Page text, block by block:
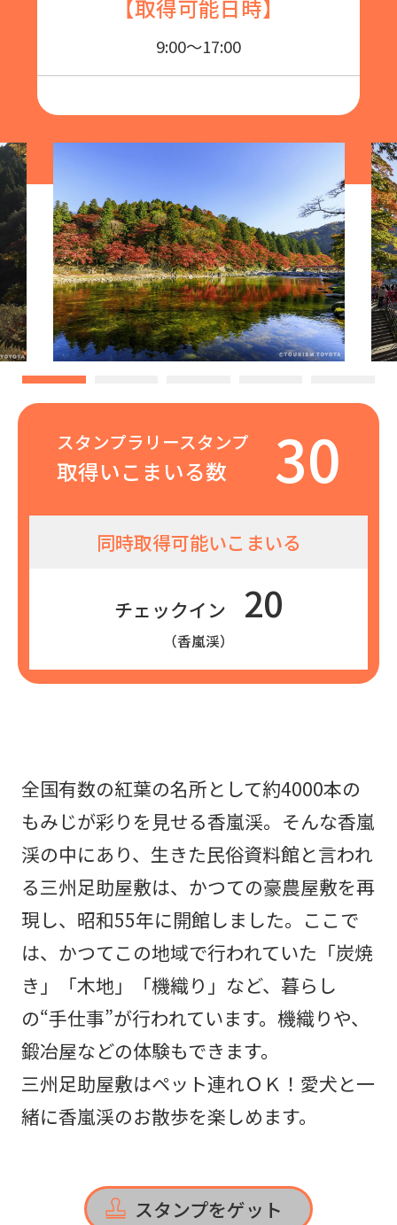
【取得可能日時】
9:00～17:00
スタンプラリースタンプ
取得いこまいる数 30
同時取得可能いこまいる
チェックイン 20
（香嵐渓）
全国有数の紅葉の名所として約4000本の
もみじが彩りを見せる香嵐渓。そんな香嵐
渓の中にあり、生きた民俗資料館と言われ
る三州足助屋敷は、かつての豪農屋敷を再
現し、昭和55年に開館しました。ここで
は、かつてこの地域で行われていた「炭焼
き」「木地」「機織り」など、暮らし
の“手仕事”が行われています。機織りや、
鍛冶屋などの体験もできます。
三州足助屋敷はペット連れＯＫ！愛犬と一
緒に香嵐渓のお散歩を楽しめます。
スタンプをゲット